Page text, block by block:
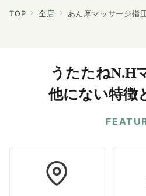
ご予約は各店へ直接お問い合わ
TOP 全店 あん摩マッサージ指
うたたねN.H
他にない特徴